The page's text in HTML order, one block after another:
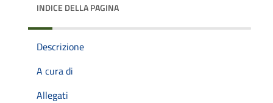
INDICE DELLA PAGINA
Descrizione
A cura di
Allegati